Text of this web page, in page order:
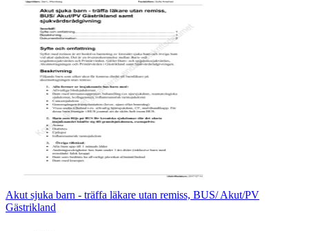
Akut sjuka barn - träffa läkare utan remiss, BUS/ Akut/PV
Gästrikland